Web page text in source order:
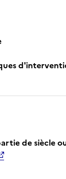
de siècle